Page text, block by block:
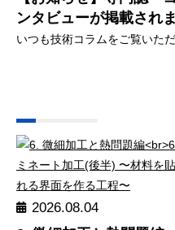
ンタビューが掲載され
いつも技術コラムをご覧いた
2026.08.04